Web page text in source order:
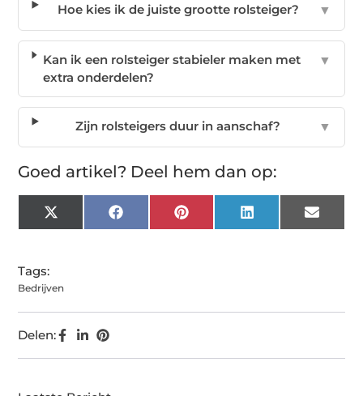
Hoe kies ik de juiste grootte rolsteiger? ▼
Kan ik een rolsteiger stabieler maken met
extra onderdelen?
▼
Zijn rolsteigers duur in aanschaf? ▼
Goed artikel? Deel hem dan op:
X
(Twitter)
FacebookPinterest LinkedIn Email
Tags:
Bedrijven
Delen: